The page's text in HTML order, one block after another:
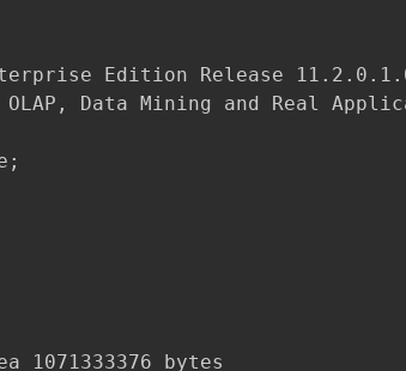
Edition Release
Data Mining and Real
1071333376 bytes